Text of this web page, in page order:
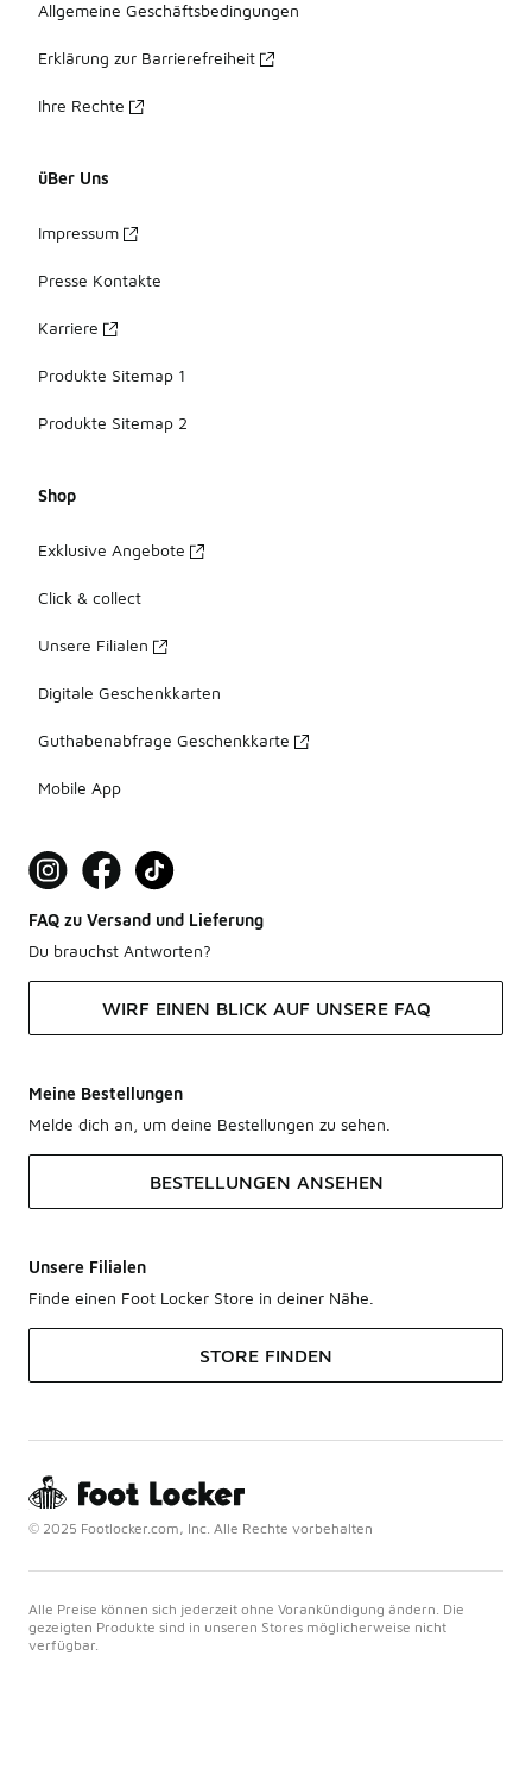
Allgemeine Geschäftsbedingungen
Erklärung zur Barrierefreiheit
Ihre Rechte
üBer Uns
Impressum
Presse Kontakte
Karriere
Produkte Sitemap 1
Produkte Sitemap 2
Shop
Exklusive Angebote
Click & collect
Unsere Filialen
Digitale Geschenkkarten
Guthabenabfrage Geschenkkarte
Mobile App
FAQ zu Versand und Lieferung
Du brauchst Antworten?
WIRF EINEN BLICK AUF UNSERE FAQ
Meine Bestellungen
Melde dich an, um deine Bestellungen zu sehen.
BESTELLUNGEN ANSEHEN
Unsere Filialen
Finde einen Foot Locker Store in deiner Nähe.
STORE FINDEN
© 2025 Footlocker.com, Inc. Alle Rechte vorbehalten
Alle Preise können sich jederzeit ohne Vorankündigung ändern. Die
gezeigten Produkte sind in unseren Stores möglicherweise nicht
verfügbar.